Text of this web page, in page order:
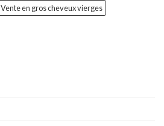
Vente en gros cheveux vierges